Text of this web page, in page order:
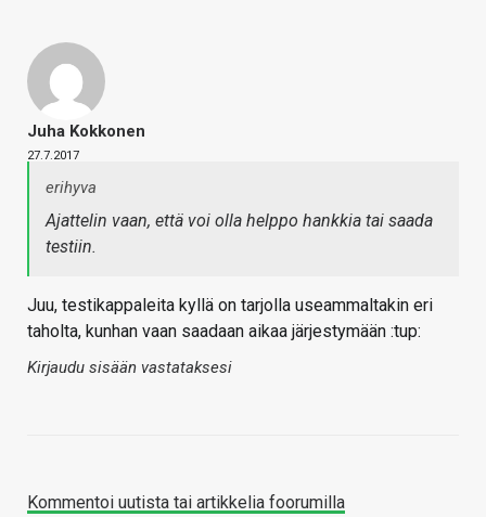
Juha Kokkonen
27.7.2017
erihyva
Ajattelin vaan, että voi olla helppo hankkia tai saada
testiin.
Juu, testikappaleita kyllä on tarjolla useammaltakin eri
taholta, kunhan vaan saadaan aikaa järjestymään :tup:
Kirjaudu sisään vastataksesi
Kommentoi uutista tai artikkelia foorumilla